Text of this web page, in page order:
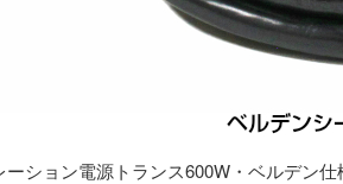
ション電源トランス600W・ベルデン仕